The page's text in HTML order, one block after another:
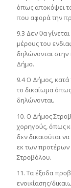
όπως αποκόψει
που αφορά την
9.3 Δεν θα
μέρους του
δηλώνονται
Δήμο.
9.4 Ο Δήμος,
το δικαίωμα
δηλώνονται.
10. Ο Δήμος
χορηγούς, όπως
δεν δικαιούται
εκ των προτέρων
Στροβόλου.
11. Τα έξοδα
ενοικίασης/